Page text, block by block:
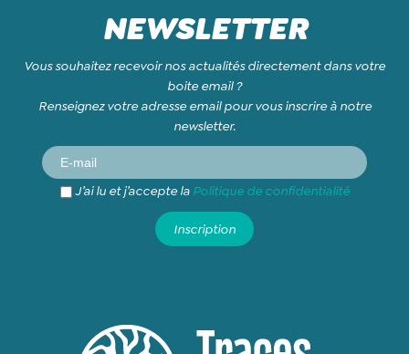
NEWSLETTER
Vous souhaitez recevoir nos actualités directement dans votre
boite email ?
Renseignez votre adresse email pour vous inscrire à notre
newsletter.
J’ai lu et j’accepte la Politique de confidentialité